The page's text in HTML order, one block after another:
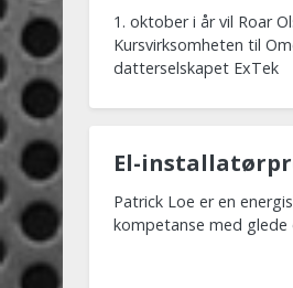
1. oktober i år vil Roar
Kursvirksomheten til
datterselskapet ExTek
El-
Patrick Loe er en
kompetanse med glede